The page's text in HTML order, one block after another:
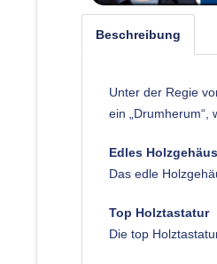
Beschreibung
Unter der Regie
ein „Drumherum“,
Edles
Das edle
Top Holztastatur
Die top